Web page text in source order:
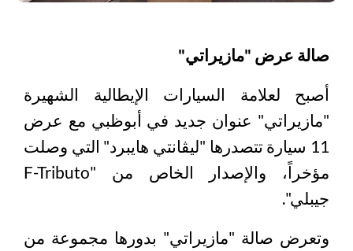
صالة عرض "مازيراتي"
أصبح لعلامة السيارات الإيطالية الشهيرة
"مازيراتي" عنوان جديد في أبوظبي مع عرض
11 سيارة تتصدرها "ليڤانتي هايبرد" التي وصلت
مؤخراً، والإصدار الخاص من "F-Tributo
جيبلي".
وتعرض صالة "مازيراتي" بدورها مجموعة من